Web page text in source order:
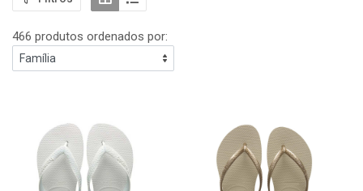
466 produtos ordenados por: